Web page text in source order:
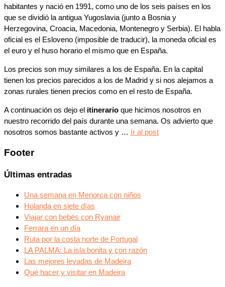
habitantes y nació en 1991, como uno de los seis países en los
que se dividió la antigua Yugoslavia (junto a Bosnia y
Herzegovina, Croacia, Macedonia, Montenegro y Serbia). El habla
oficial es el Esloveno (imposible de traducir), la moneda oficial es
el euro y el huso horario el mismo que en España.
Los precios son muy similares a los de España. En la capital
tienen los precios parecidos a los de Madrid y si nos alejamos a
zonas rurales tienen precios como en el resto de España.
A continuación os dejo el itinerario que hicimos nosotros en
nuestro recorrido del país durante una semana. Os advierto que
nosotros somos bastante activos y … Ir al post
Footer
Últimas entradas
Una semana en Menorca con niños
Holanda en siete días
Viajar con bebés con Ryanair
Ferrara en un día
Ruta por la costa norte de Portugal
LA PALMA: La isla bonita y con razón
Las mejores levadas de Madeira
Qué hacer y visitar en Madeira